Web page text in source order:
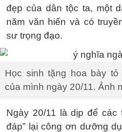
đẹp của dân tộc ta, một
năm văn hiến và có
sư trọng đạo.
Học sinh tặng hoa bày
của mình ngày 20/11. Ảnh
Ngày 20/11 là dịp để các
đáp” lại công ơn dưỡng